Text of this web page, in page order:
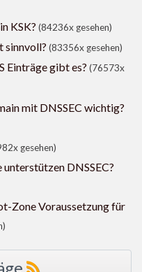
KSK? (84236x gesehen)
sinnvoll? (83356x gesehen)
Einträge gibt es? (76573x
mit DNSSEC wichtig?
gesehen)
DNSSEC?
Zone Voraussetzung für